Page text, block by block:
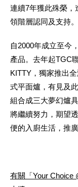
連續7年獲此殊榮，
領階層認同及支持。
自2000年成立至今
產品。去年起TGC
KITTY，獨家推出
式平面爐，有見及
組合成三大夢幻爐
將繼續努力，期望
便的入廚生活，推
有關「Your Choice